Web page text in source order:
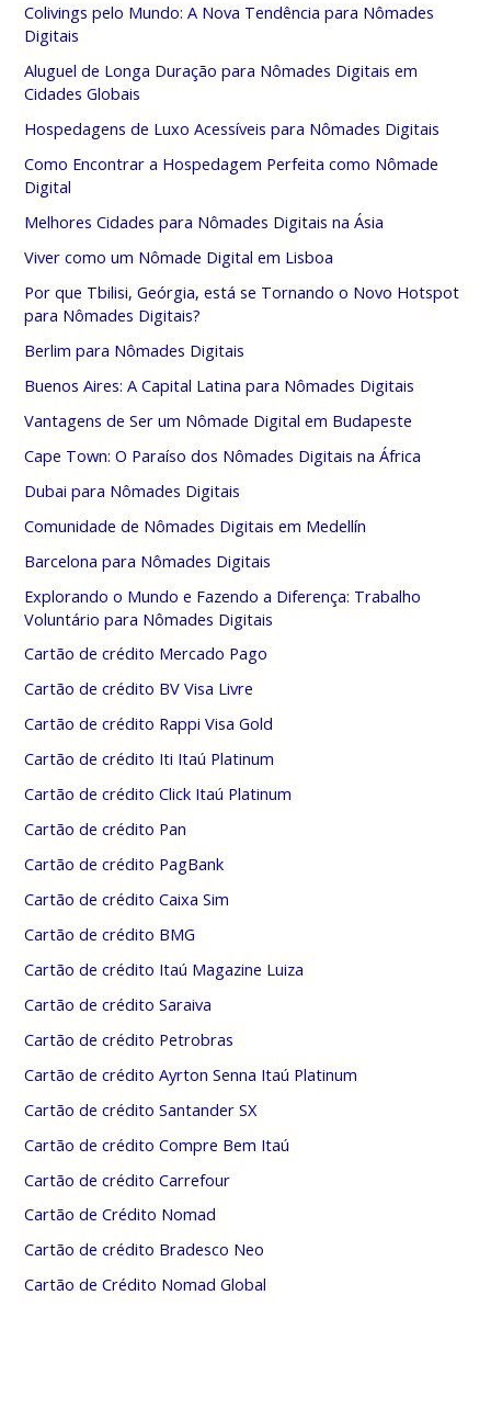
Colivings pelo Mundo: A Nova Tendência para Nômades
Digitais
Aluguel de Longa Duração para Nômades Digitais em
Cidades Globais
Hospedagens de Luxo Acessíveis para Nômades Digitais
Como Encontrar a Hospedagem Perfeita como Nômade
Digital
Melhores Cidades para Nômades Digitais na Ásia
Viver como um Nômade Digital em Lisboa
Por que Tbilisi, Geórgia, está se Tornando o Novo Hotspot
para Nômades Digitais?
Berlim para Nômades Digitais
Buenos Aires: A Capital Latina para Nômades Digitais
Vantagens de Ser um Nômade Digital em Budapeste
Cape Town: O Paraíso dos Nômades Digitais na África
Dubai para Nômades Digitais
Comunidade de Nômades Digitais em Medellín
Barcelona para Nômades Digitais
Explorando o Mundo e Fazendo a Diferença: Trabalho
Voluntário para Nômades Digitais
Cartão de crédito Mercado Pago
Cartão de crédito BV Visa Livre
Cartão de crédito Rappi Visa Gold
Cartão de crédito Iti Itaú Platinum
Cartão de crédito Click Itaú Platinum
Cartão de crédito Pan
Cartão de crédito PagBank
Cartão de crédito Caixa Sim
Cartão de crédito BMG
Cartão de crédito Itaú Magazine Luiza
Cartão de crédito Saraiva
Cartão de crédito Petrobras
Cartão de crédito Ayrton Senna Itaú Platinum
Cartão de crédito Santander SX
Cartão de crédito Compre Bem Itaú
Cartão de crédito Carrefour
Cartão de Crédito Nomad
Cartão de crédito Bradesco Neo
Cartão de Crédito Nomad Global